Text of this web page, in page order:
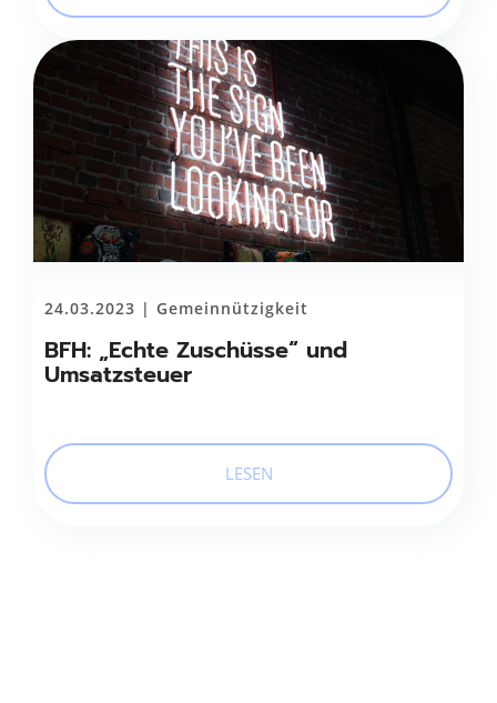
24.03.2023 | Gemeinnützigkeit
BFH: „Echte Zuschüsse“ und
Umsatzsteuer
LESEN